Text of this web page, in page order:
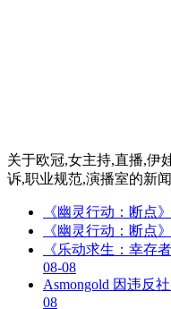
关于欧冠,女主持,直播,伊
诉,职业规范,演播室的新闻
《幽灵行动：断点
《幽灵行动：断点
《乐动求生：幸存
08-08
Asmongold 因违反
08